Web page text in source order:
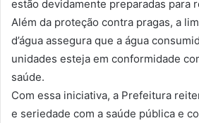
estão devidamente preparadas para
Além da proteção contra pragas, a
d’água assegura que a água
unidades esteja em conformidade
saúde.
Com essa iniciativa, a Prefeitura
e seriedade com a saúde pública e